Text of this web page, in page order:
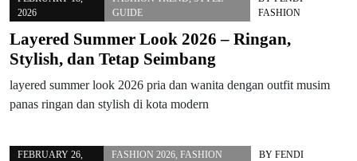
2026
GUIDE
FASHION
Layered Summer Look 2026 – Ringan,
Stylish, dan Tetap Seimbang
layered summer look 2026 pria dan wanita dengan outfit musim
panas ringan dan stylish di kota modern
FEBRUARY 26,
FASHION 2026 ,FASHION
BY FENDI